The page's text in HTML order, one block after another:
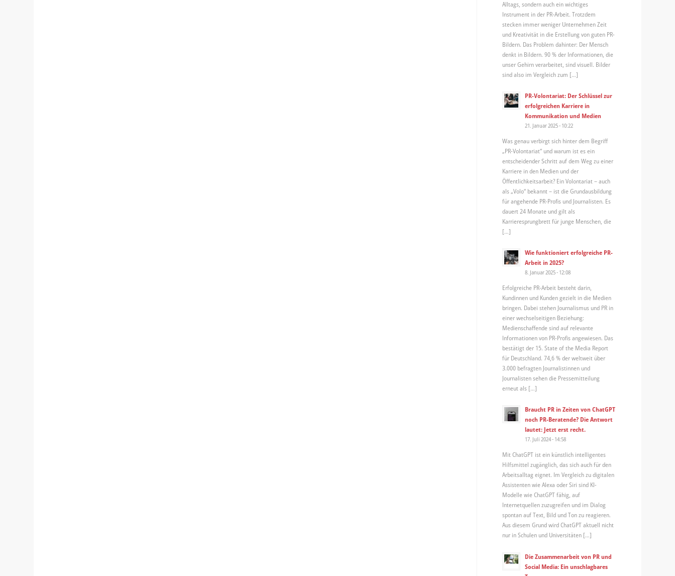
Alltags, sondern auch ein wichtiges
Instrument in der PR-Arbeit. Trotzdem
stecken immer weniger Unternehmen Zeit
und Kreativität in die Erstellung von guten PR-
Bildern. Das Problem dahinter: Der Mensch
denkt in Bildern. 90 % der Informationen, die
unser Gehirn verarbeitet, sind visuell. Bilder
sind also im Vergleich zum […]
PR-Volontariat: Der Schlüssel zur
erfolgreichen Karriere in
Kommunikation und Medien
21. Januar 2025 - 10:22
Was genau verbirgt sich hinter dem Begriff
„PR-Volontariat“ und warum ist es ein
entscheidender Schritt auf dem Weg zu einer
Karriere in den Medien und der
Öffentlichkeitsarbeit? Ein Volontariat – auch
als „Volo“ bekannt – ist die Grundausbildung
für angehende PR-Profis und Journalisten. Es
dauert 24 Monate und gilt als
Karrieresprungbrett für junge Menschen, die
[…]
Wie funktioniert erfolgreiche PR-
Arbeit in 2025?
8. Januar 2025 - 12:08
Erfolgreiche PR-Arbeit besteht darin,
Kundinnen und Kunden gezielt in die Medien
bringen. Dabei stehen Journalismus und PR in
einer wechselseitigen Beziehung:
Medienschaffende sind auf relevante
Informationen von PR-Profis angewiesen. Das
bestätigt der 15. State of the Media Report
für Deutschland. 74,6 % der weltweit über
3.000 befragten Journalistinnen und
Journalisten sehen die Pressemitteilung
erneut als […]
Braucht PR in Zeiten von ChatGPT
noch PR-Beratende? Die Antwort
lautet: Jetzt erst recht.
17. Juli 2024 - 14:58
Mit ChatGPT ist ein künstlich intelligentes
Hilfsmittel zugänglich, das sich auch für den
Arbeitsalltag eignet. Im Vergleich zu digitalen
Assistenten wie Alexa oder Siri sind KI-
Modelle wie ChatGPT fähig, auf
Internetquellen zuzugreifen und im Dialog
spontan auf Text, Bild und Ton zu reagieren.
Aus diesem Grund wird ChatGPT aktuell nicht
nur in Schulen und Universitäten […]
Die Zusammenarbeit von PR und
Social Media: Ein unschlagbares